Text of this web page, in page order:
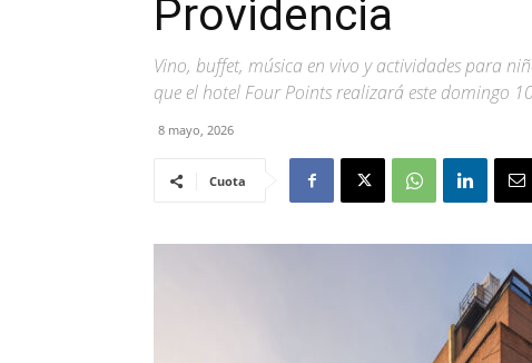
Providencia
Vino, buffet, música en vivo y actividades para
que el hotel Four Points realizará este domingo
8 mayo, 2026
Cuota